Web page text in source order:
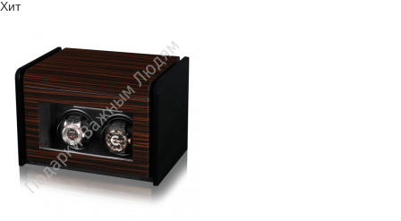
Хит